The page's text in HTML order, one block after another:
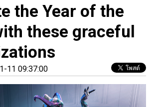
the Year of the
these graceful
11 09:37:00